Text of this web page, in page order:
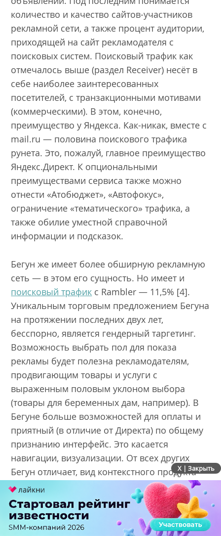
количество и качество сайтов-участников
рекламной сети, а также процент аудитории,
приходящей на сайт рекламодателя с
поисковых систем. Поисковый трафик как
отмечалось выше (раздел Receiver) несёт в
себе наиболее заинтересованных
посетителей, с транзакционными мотивами
(коммерческими). В этом, конечно,
преимущество у Яндекса. Как-никак, вместе с
mail.ru — половина поискового трафика
рунета. Это, пожалуй, главное преимущество
Яндекс.Директ. К опциональными
преимуществами сервиса также можно
отнести «Атобюджет», «Автофокус»,
ограничение «тематического» трафика, а
также обилие уместной справочной
информации и подсказок.
Бегун же имеет более обширную рекламную
сеть — в этом его сущность. Но имеет и
поисковый трафик с Rambler — 11,5% [4].
Уникальным торговым предложением Бегуна
на протяжении последних двух лет,
бесспорно, является гендерный таргетинг.
Возможность выбрать пол для показа
рекламы будет полезна рекламодателям,
продвигающим товары и услуги с
выраженным половым уклоном выбора
(товары для беременных дам, например). В
Бегуне больше возможностей для оплаты и
приятный (в отличие от Директа) по общему
признанию интерфейс. Это касается
навигации, визуализации. От всех других
Бегун отличает, вид контекстного продукта
«контекстные звонки». В данном случае для
поиска посетителей в интернете не требуется
сайт. Рекламодатель может найти своего
клиента по номеру телефона, который клиент
X | Закрыть